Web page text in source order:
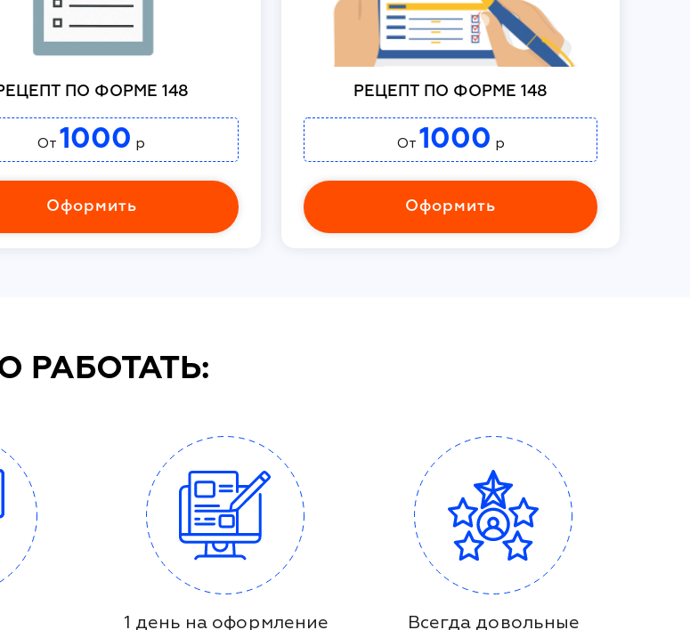
ПО ФОРМЕ 148
От 1000 р
Оформить
РЕЦЕПТ ПО ФОРМЕ 148
От 1000 р
Оформить
РАБОТАТЬ:
1 день на оформление Всегда довольные